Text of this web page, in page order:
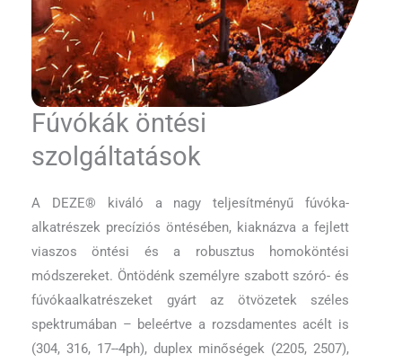
Fúvókák öntési
szolgáltatások
A DEZE® kiváló a nagy teljesítményű fúvóka-
alkatrészek precíziós öntésében, kiaknázva a fejlett
viaszos öntési és a robusztus homoköntési
módszereket. Öntödénk személyre szabott szóró- és
fúvókaalkatrészeket gyárt az ötvözetek széles
spektrumában – beleértve a rozsdamentes acélt is
(304, 316, 17--4ph), duplex minőségek (2205, 2507),